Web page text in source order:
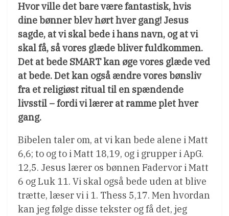
Hvor ville det bare være fantastisk, hvis
dine bønner blev hørt hver gang! Jesus
sagde, at vi skal bede i hans navn, og at vi
skal få, så vores glæde bliver fuldkommen.
Det at bede SMART kan øge vores glæde ved
at bede. Det kan også ændre vores bønsliv
fra et religiøst ritual til en spændende
livsstil – fordi vi lærer at ramme plet hver
gang.
Bibelen taler om, at vi kan bede alene i Matt
6,6; to og to i Matt 18,19, og i grupper i ApG.
12,5. Jesus lærer os bønnen Fadervor i Matt
6 og Luk 11. Vi skal også bede uden at blive
trætte, læser vi i 1. Thess 5,17. Men hvordan
kan jeg følge disse tekster og få det, jeg